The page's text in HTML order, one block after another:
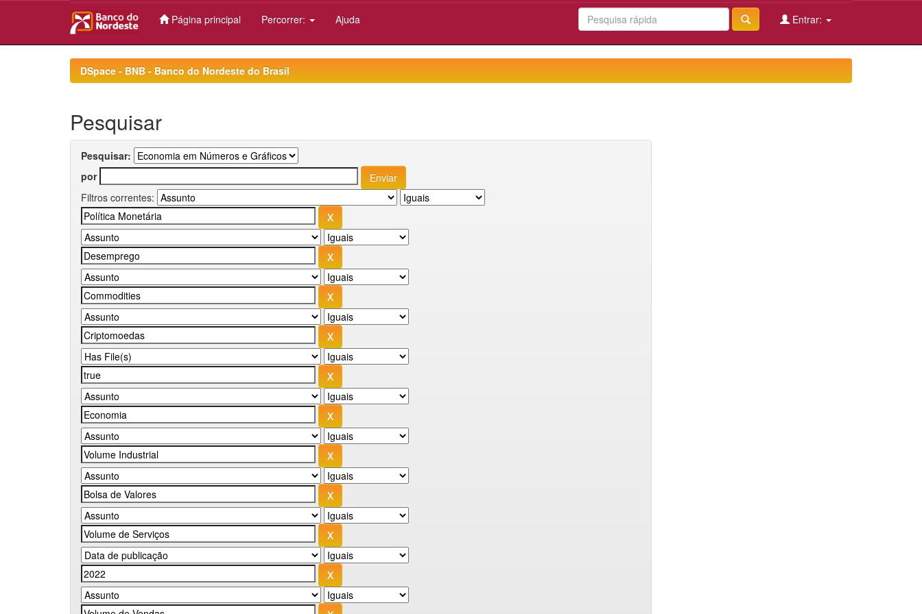
Página principal Percorrer: Ajuda Entrar:
DSpace - BNB - Banco do Nordeste do Brasil
Pesquisar
Pesquisar:
por
Filtros correntes: